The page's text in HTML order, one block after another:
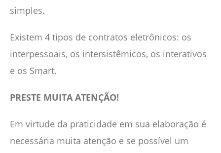
simples.
Existem 4 tipos de contratos eletrônicos: os
interpessoais, os intersistêmicos, os interativos
e os Smart.
PRESTE MUITA ATENÇÃO!
Em virtude da praticidade em sua elaboração é
necessária muita atenção e se possível um